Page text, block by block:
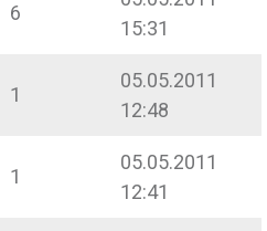
6
15:31
1
05.05.2011
12:48
1
05.05.2011
12:41